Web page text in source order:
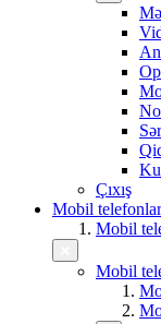
Çıxış
Mobil
Mobil
Mobil